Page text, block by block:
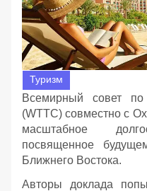
Туризм
Всемирный совет
(WTTC) совместно с
масштабное
посвященное
Ближнего Востока.
Авторы доклада